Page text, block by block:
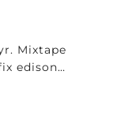
Mixtape
edison…